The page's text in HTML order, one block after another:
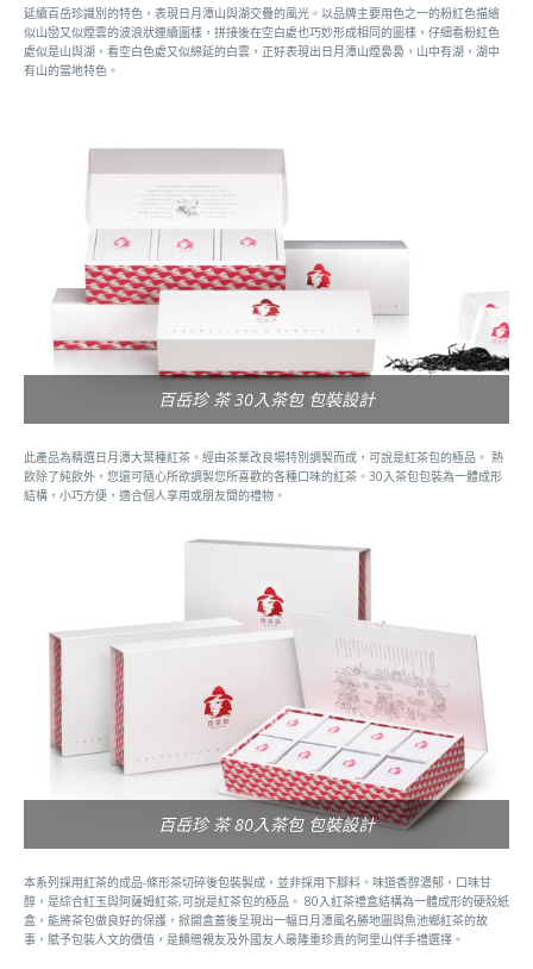
延續百岳珍識別的特色，表現日月潭山與湖交疊的風光。以品牌主要用色之一的粉紅色描繪
似山巒又似煙雲的波浪狀連續圖樣，拼接後在空白處也巧妙形成相同的圖樣，仔細看粉紅色
處似是山與湖，看空白色處又似綿延的白雲，正好表現出日月潭山煙裊裊，山中有湖，湖中
有山的當地特色。
百岳珍 茶 30入茶包 包裝設計
此產品為精選日月潭大葉種紅茶。經由茶業改良場特別調製而成，可說是紅茶包的極品。 熱
飲除了純飲外，您還可隨心所欲調製您所喜歡的各種口味的紅茶。30入茶包包裝為一體成形
結構，小巧方便，適合個人享用或朋友間的禮物。
百岳珍 茶 80入茶包 包裝設計
本系列採用紅茶的成品-條形茶切碎後包裝製成，並非採用下腳料。味道香醇濃郁，口味甘
醇，是綜合紅玉與阿薩姆紅茶,可說是紅茶包的極品。 80入紅茶禮盒結構為一體成形的硬殼紙
盒，能將茶包做良好的保護，掀開盒蓋後呈現出一幅日月潭風名勝地圖與魚池鄉紅茶的故
事，賦予包裝人文的價值，是饋贈親友及外國友人最隆重珍貴的阿里山伴手禮選擇。